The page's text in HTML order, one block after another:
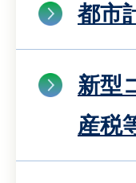
都市
新型
産税